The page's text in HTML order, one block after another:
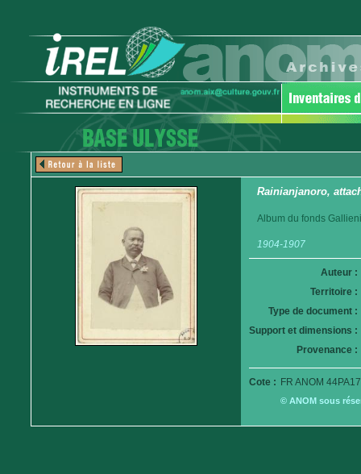
Rainianjanoro,
Album du fonds
1904-1907
Auteur :
Territoire :
Type de document :
Support et dimensions :
Provenance :
Cote : FR ANOM
© ANOM sous